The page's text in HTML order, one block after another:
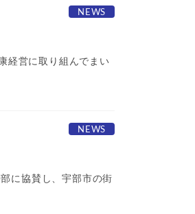
NEWS
経営に取り組んでまい
NEWS
に協賛し、宇部市の街